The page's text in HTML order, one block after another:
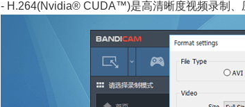
- H.264(Nvidia® CUDA™)是高清晰度视频录制、